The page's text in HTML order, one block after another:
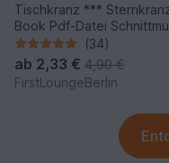
Tischkranz ***
Book Pdf-Datei
und Nähanleitung in 5
von firstloungeberlin
(34)
ab 2,33 € 4,90 €
FirstLoungeBerlin